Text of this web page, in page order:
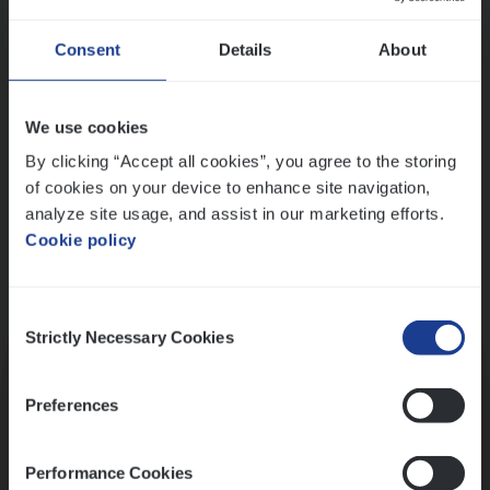
Consent Details About
We use cookies
By clicking “Accept all cookies”, you agree to the storing
of cookies on your device to enhance site navigation,
analyze site usage, and assist in our marketing efforts.
Cookie policy
Selection
Strictly Necessary Cookies
Preferences
Performance Cookies
Ons sollicitatieproces